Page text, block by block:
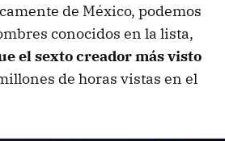
de México, podemos
conocidos en la lista,
el sexto creador más visto
de horas vistas en el